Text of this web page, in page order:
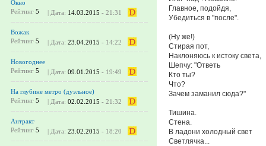
Окно
Рейтинг 5 | Дата: 14.03.2015 - 21:31
Вожак
Рейтинг 5 | Дата: 23.04.2015 - 14:22
Новогоднее
Рейтинг 5 | Дата: 09.01.2015 - 19:49
На глубине метро (дуэльное)
Рейтинг 5 | Дата: 02.02.2015 - 21:32
Антракт
Рейтинг 5 | Дата: 23.02.2015 - 18:20
Главное, подойдя,
Убедиться в "после".
(Ну же!)
Стирая пот,
Наклоняюсь к истоку света,
Шепчу: "Ответь
Кто ты?
Что?
Зачем заманил сюда?"
Тишина.
Стена.
В ладони холодный свет
Светлячка...